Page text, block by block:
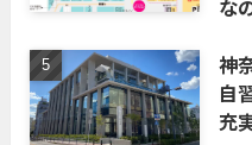
な
神
自
充